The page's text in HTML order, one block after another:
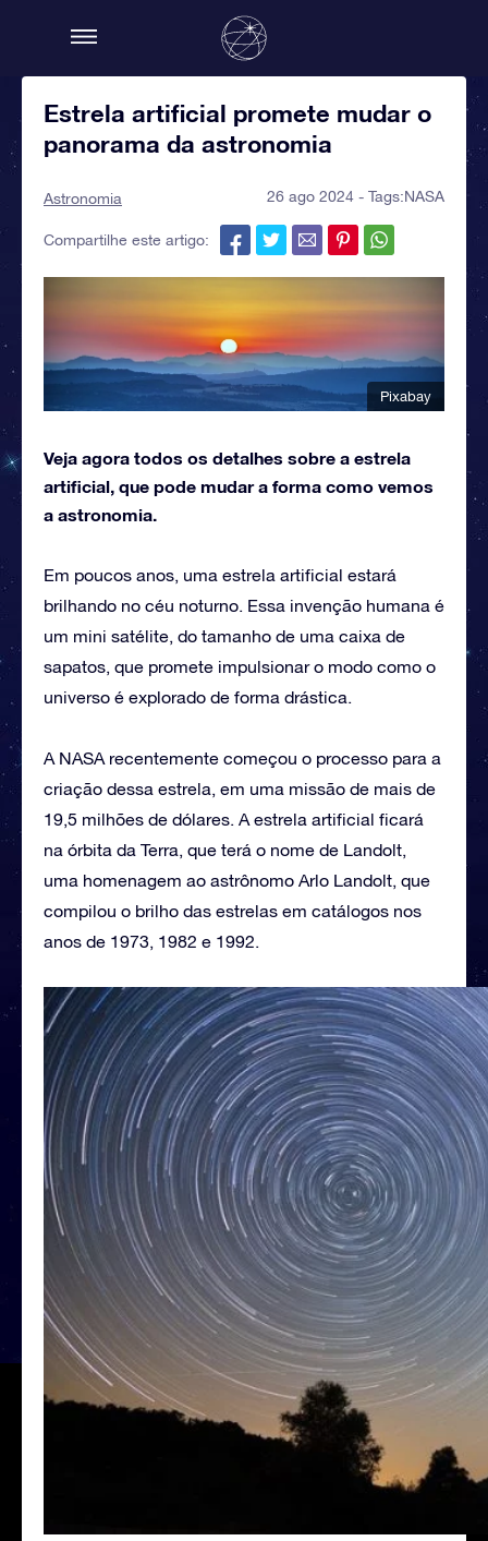
Estrela artificial promete mudar o
panorama da astronomia
Astronomia 26 ago 2024 - Tags:NASA
Compartilhe este artigo:
Pixabay
Veja agora todos os detalhes sobre a estrela
artificial, que pode mudar a forma como vemos
a astronomia.
Em poucos anos, uma estrela artificial estará
brilhando no céu noturno. Essa invenção humana é
um mini satélite, do tamanho de uma caixa de
sapatos, que promete impulsionar o modo como o
universo é explorado de forma drástica.
A NASA recentemente começou o processo para a
criação dessa estrela, em uma missão de mais de
19,5 milhões de dólares. A estrela artificial ficará
na órbita da Terra, que terá o nome de Landolt,
uma homenagem ao astrônomo Arlo Landolt, que
compilou o brilho das estrelas em catálogos nos
anos de 1973, 1982 e 1992.